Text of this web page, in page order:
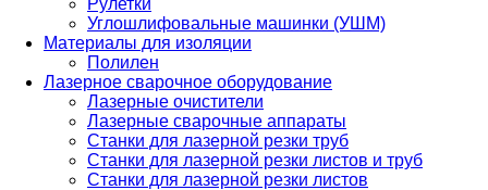
Рулетки
Углошлифовальные машинки (УШМ)
Материалы для изоляции
Полилен
Лазерное сварочное оборудование
Лазерные очистители
Лазерные сварочные аппараты
Станки для лазерной резки труб
Станки для лазерной резки листов и труб
Станки для лазерной резки листов